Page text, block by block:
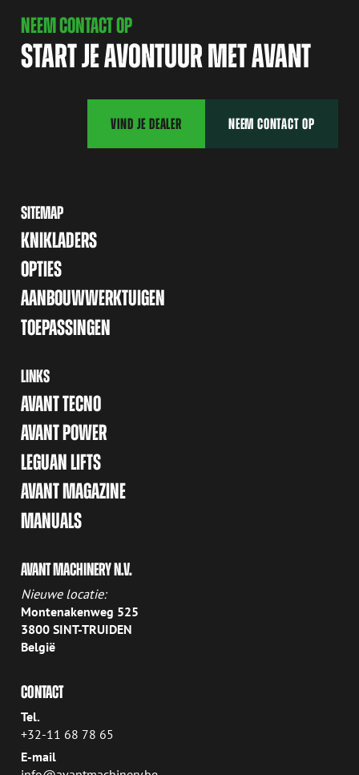
NEEM CONTACT OP
START JE AVONTUUR MET AVANT
VIND JE DEALER NEEM CONTACT OP
SITEMAP
KNIKLADERS
OPTIES
AANBOUWWERKTUIGEN
TOEPASSINGEN
LINKS
AVANT TECNO
AVANT POWER
LEGUAN LIFTS
AVANT MAGAZINE
MANUALS
AVANT MACHINERY N.V.
Nieuwe locatie:
Montenakenweg 525
3800 SINT-TRUIDEN
België
CONTACT
Tel.
+32-11 68 78 65
E-mail